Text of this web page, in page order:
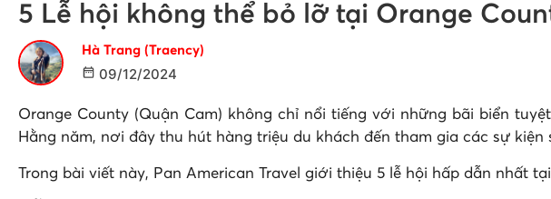
5 Lễ hội không thể bỏ lỡ tại Orange
Hà Trang (Traency)
09/12/2024
Orange County (Quận Cam) không chỉ nổi tiếng với những bãi biển
Hằng năm, nơi đây thu hút hàng triệu du khách đến tham gia các sự
Trong bài viết này, Pan American Travel giới thiệu 5 lễ hội hấp dẫn nhất